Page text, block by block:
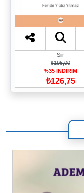
Şiir
₺195,00
%35 İNDİRİM
₺126,75